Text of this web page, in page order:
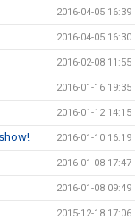
2016-04-05 16:39
2016-04-05 16:30
2016-02-08 11:55
2016-01-16 19:35
2016-01-12 14:15
2016-01-10 16:19
2016-01-08 17:47
2016-01-08 09:49
2015-12-18 17:06